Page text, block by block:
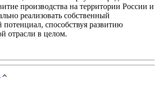
производства на территории России и
реализовать собственный
способствуя развитию
отрасли в целом.